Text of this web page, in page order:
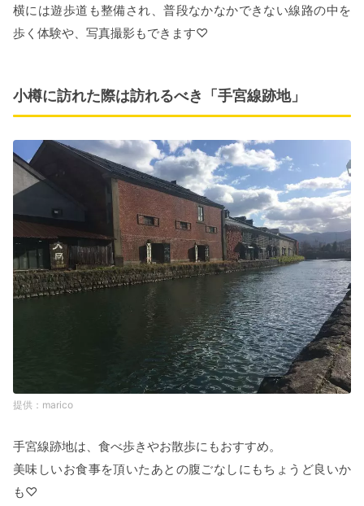
横には遊歩道も整備され、普段なかなかできない線路の中を
歩く体験や、写真撮影もできます♡
小樽に訪れた際は訪れるべき「手宮線跡地」
marico
手宮線跡地は、食べ歩きやお散歩にもおすすめ。
美味しいお食事を頂いたあとの腹ごなしにもちょうど良いか
も♡